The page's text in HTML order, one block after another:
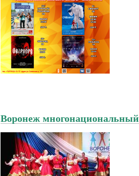
Воронеж многонациональный